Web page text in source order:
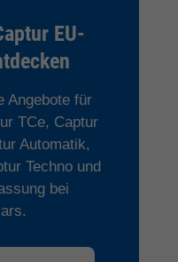
EU-
Angebote für
TCe, Captur
Automatik,
Techno und
bei